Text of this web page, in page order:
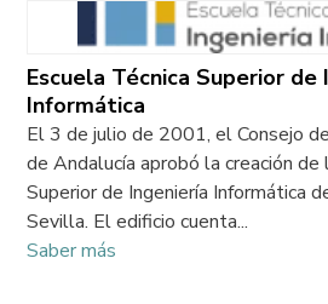
Escuela Técnica Superior de
Informática
El 3 de julio de 2001, el Consejo
de Andalucía aprobó la creación de
Superior de Ingeniería Informática
Sevilla. El edificio cuenta...
Saber más